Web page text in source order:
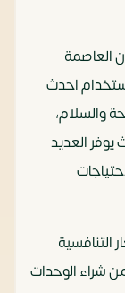
العاصمة
استخدام احدث
والسلام،
العديد
التنافسية
شراء الوحدات